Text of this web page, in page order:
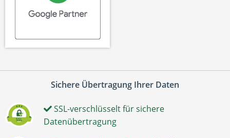
Sichere Übertragung Ihrer Daten
SSL-verschlüsselt für sichere
Datenübertragung